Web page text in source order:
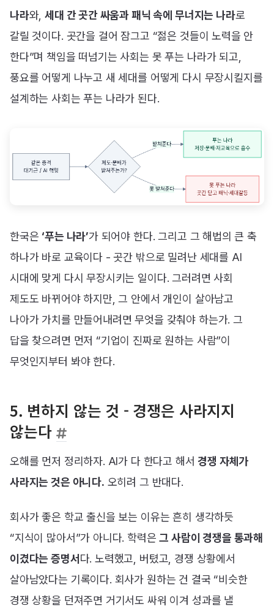
나라와,세대 간 곳간 싸움과 패닉 속에 무너지는 나라로
갈릴 것이다. 곳간을 걸어 잠그고 “젊은 것들이 노력을 안
한다”며 책임을 떠넘기는 사회는 못 푸는 나라가 되고,
풍요를 어떻게 나누고 새 세대를 어떻게 다시 무장시킬지를
설계하는 사회는 푸는 나라가 된다.
한국은‘푸는 나라’가 되어야 한다. 그리고 그 해법의 큰 축
하나가 바로 교육이다 - 곳간 밖으로 밀려난 세대를 AI
시대에 맞게 다시 무장시키는 일이다. 그러려면 사회
제도도 바뀌어야 하지만, 그 안에서 개인이 살아남고
나아가 가치를 만들어내려면 무엇을 갖춰야 하는가. 그
답을 찾으려면 먼저 “기업이 진짜로 원하는 사람”이
무엇인지부터 봐야 한다.
5. 변하지 않는 것 - 경쟁은 사라지지
않는다
오해를 먼저 정리하자. AI가 다 한다고 해서경쟁 자체가
사라지는 것은 아니다. 오히려 그 반대다.
회사가 좋은 학교 출신을 보는 이유는 흔히 생각하듯
“지식이 많아서”가 아니다. 학력은그 사람이 경쟁을 통과해
이겼다는 증명서 다. 노력했고, 버텼고, 경쟁 상황에서
살아남았다는 기록이다. 회사가 원하는 건 결국 “비슷한
경쟁 상황을 던져주면 거기서도 싸워 이겨 성과를 낼